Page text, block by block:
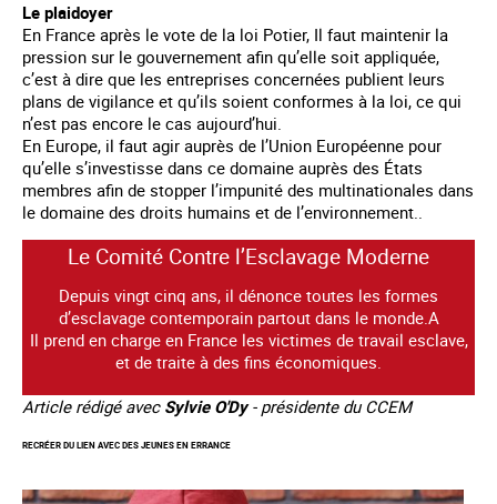
Le plaidoyer
En France après le vote de la loi Potier, Il faut maintenir la
pression sur le gouvernement afin qu’elle soit appliquée,
c’est à dire que les entreprises concernées publient leurs
plans de vigilance et qu’ils soient conformes à la loi, ce qui
n’est pas encore le cas aujourd’hui.
En Europe, il faut agir auprès de l’Union Européenne pour
qu’elle s’investisse dans ce domaine auprès des États
membres afin de stopper l’impunité des multinationales dans
le domaine des droits humains et de l’environnement..
Le Comité Contre l’Esclavage Moderne
Depuis vingt cinq ans, il dénonce toutes les formes
d’esclavage contemporain partout dans le monde.A
Il prend en charge en France les victimes de travail esclave,
et de traite à des fins économiques.
Article rédigé avec Sylvie O'Dy- présidente du CCEM
RECRÉER DU LIEN AVEC DES JEUNES EN ERRANCE